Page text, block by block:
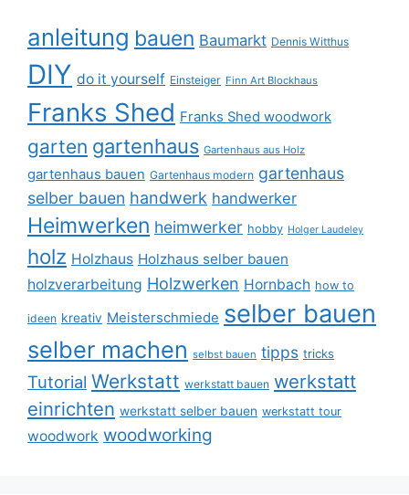
anleitung bauen Baumarkt Dennis Witthus
DIY do it yourself Einsteiger Finn Art Blockhaus
Franks Shed Franks Shed woodwork
garten gartenhaus Gartenhaus aus Holz
gartenhaus bauen Gartenhaus modern gartenhaus
selber bauen handwerk handwerker
Heimwerken heimwerker hobby Holger Laudeley
holz Holzhaus Holzhaus selber bauen
holzverarbeitung Holzwerken Hornbach how to
ideen kreativ Meisterschmiede selber bauen
selber machen selbst bauen tipps tricks
Tutorial Werkstatt werkstatt bauen werkstatt
einrichten werkstatt selber bauen werkstatt tour
woodwork woodworking